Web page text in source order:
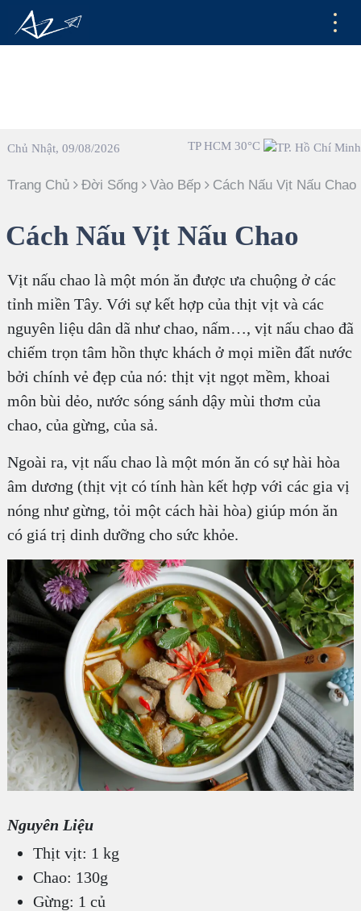
Chủ Nhật, 09/08/2026 TP HCM 30°C
Trang Chủ Đời Sống Vào Bếp Cách Nấu Vịt Nấu Chao
Cách Nấu Vịt Nấu Chao
Vịt nấu chao là một món ăn được ưa chuộng ở các
tỉnh miền Tây. Với sự kết hợp của thịt vịt và các
nguyên liệu dân dã như chao, nấm…, vịt nấu chao đã
chiếm trọn tâm hồn thực khách ở mọi miền đất nước
bởi chính vẻ đẹp của nó: thịt vịt ngọt mềm, khoai
môn bùi dẻo, nước sóng sánh dậy mùi thơm của
chao, của gừng, của sả.
Ngoài ra, vịt nấu chao là một món ăn có sự hài hòa
âm dương (thịt vịt có tính hàn kết hợp với các gia vị
nóng như gừng, tỏi một cách hài hòa) giúp món ăn
có giá trị dinh dưỡng cho sức khỏe.
Nguyên Liệu
Thịt vịt: 1 kg
Chao: 130g
Gừng: 1 củ